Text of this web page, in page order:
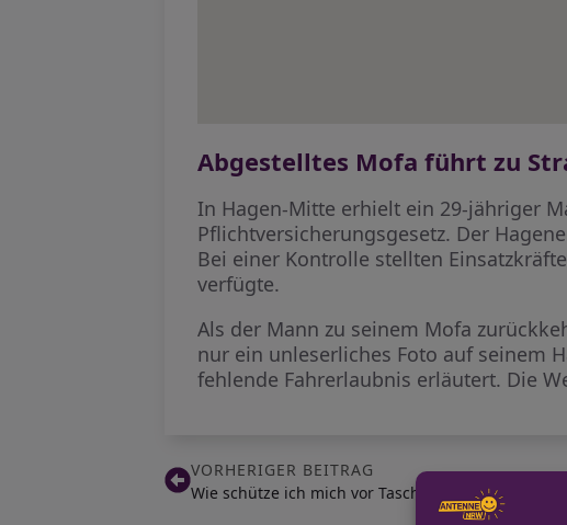
Abgestelltes Mofa führt zu
In Hagen-Mitte erhielt ein 29-jähriger
Pflichtversicherungsgesetz. Der
Bei einer Kontrolle stellten
verfügte.
Als der Mann zu seinem Mofa
nur ein unleserliches Foto auf seinem
fehlende Fahrerlaubnis erläutert. Die
VORHERIGER BEITRAG
Wie schütze ich mich vor Taschendieben?